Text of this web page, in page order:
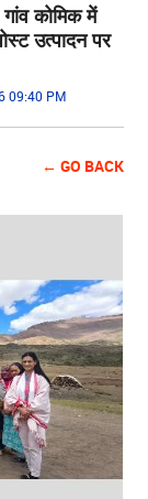
कोमिक में
उत्पादन पर
09:40 PM
← GO BACK